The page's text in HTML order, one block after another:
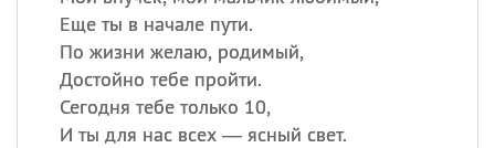
Еще ты в начале пути.
По жизни желаю, родимый,
Достойно тебе пройти.
Сегодня тебе только 10,
И ты для нас всех — ясный свет.